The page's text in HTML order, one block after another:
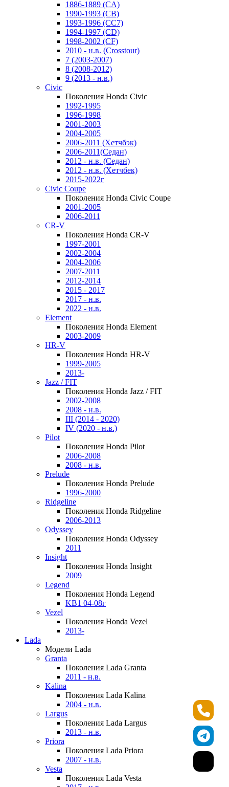
1886-1889 (CA)
1990-1993 (CB)
1993-1996 (CC7)
1994-1997 (CD)
1998-2002 (CF)
2010 - н.в. (Crosstour)
7 (2003-2007)
8 (2008-2012)
9 (2013 - н.в.)
Civic
Поколения Honda Civic
1992-1995
1996-1998
2001-2003
2004-2005
2006-2011 (Хетчбэк)
2006-2011(Седан)
2012 - н.в. (Седан)
2012 - н.в. (Хетчбек)
2015-2022г
Civic Coupe
Поколения Honda Civic Coupe
2001-2005
2006-2011
CR-V
Поколения Honda CR-V
1997-2001
2002-2004
2004-2006
2007-2011
2012-2014
2015 - 2017
2017 - н.в.
2022 - н.в.
Element
Поколения Honda Element
2003-2009
HR-V
Поколения Honda HR-V
1999-2005
2013-
Jazz / FIT
Поколения Honda Jazz / FIT
2002-2008
2008 - н.в.
III (2014 - 2020)
IV (2020 - н.в.)
Pilot
Поколения Honda Pilot
2006-2008
2008 - н.в.
Prelude
Поколения Honda Prelude
1996-2000
Ridgeline
Поколения Honda Ridgeline
2006-2013
Odyssey
Поколения Honda Odyssey
2011
Insight
Поколения Honda Insight
2009
Legend
Поколения Honda Legend
KB1 04-08г
Vezel
Поколения Honda Vezel
2013-
Lada
Модели Lada
Granta
Поколения Lada Granta
2011 - н.в.
Kalina
Поколения Lada Kalina
2004 - н.в.
Largus
Поколения Lada Largus
2013 - н.в.
Priora
Поколения Lada Priora
2007 - н.в.
Vesta
Поколения Lada Vesta